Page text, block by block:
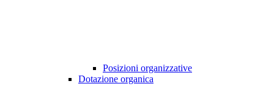
Posizioni organizzative
Dotazione organica